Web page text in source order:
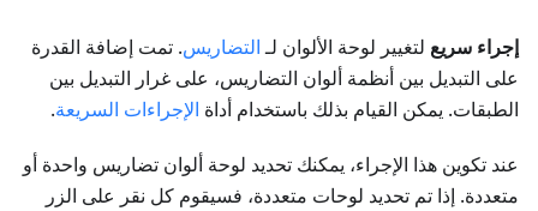
إجراء سريع لتغيير لوحة الألوان لـالتضاريس. تمت إضافة القدرة
على التبديل بين أنظمة ألوان التضاريس، على غرار التبديل بين
الطبقات. يمكن القيام بذلك باستخدام أداة الإجراءات السريعة.
عند تكوين هذا الإجراء، يمكنك تحديد لوحة ألوان تضاريس واحدة أو
متعددة. إذا تم تحديد لوحات متعددة، فسيقوم كل نقر على الزر